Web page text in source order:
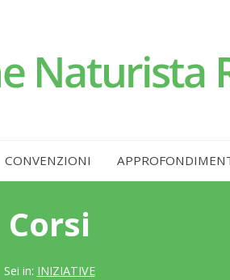
CONVENZIONI
Corsi
Sei in: INIZIATIVE